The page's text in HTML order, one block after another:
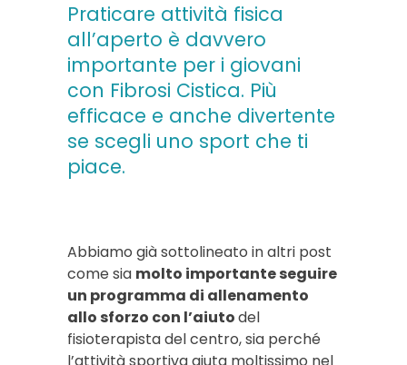
Praticare attività fisica
all’aperto è davvero
importante per i giovani
con Fibrosi Cistica. Più
efficace e anche divertente
se scegli uno sport che ti
piace.
Abbiamo già sottolineato in altri post
come sia molto importante seguire
un programma di allenamento
allo sforzo con l’aiutodel
fisioterapista del centro, sia perché